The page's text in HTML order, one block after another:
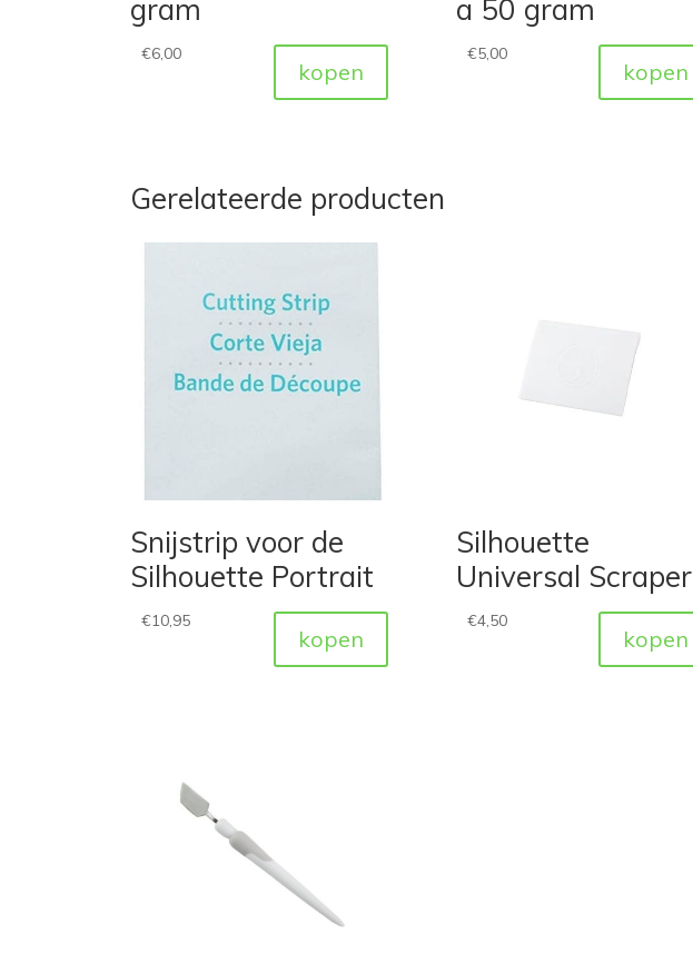
gram
€6,00
kopen
a 50 gram
€5,00
kopen
Gerelateerde producten
Snijstrip voor de
Silhouette Portrait
€10,95
kopen
Silhouette
Universal Scraper
€4,50
kopen